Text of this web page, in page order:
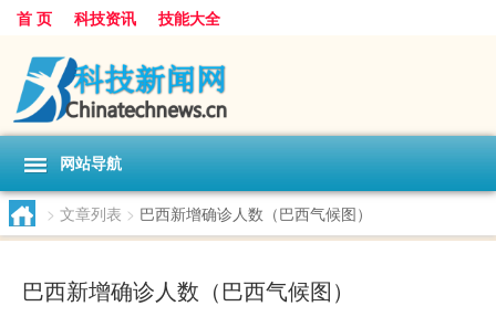
首 页 科技资讯 技能大全
网站导航
> 文章列表 > 巴西新增确诊人数（巴西气候图）
巴西新增确诊人数（巴西气候图）